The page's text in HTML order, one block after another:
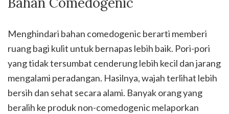
Menghindari bahan comedogenic berarti memberi
ruang bagi kulit untuk bernapas lebih baik. Pori-pori
yang tidak tersumbat cenderung lebih kecil dan jarang
mengalami peradangan. Hasilnya, wajah terlihat lebih
bersih dan sehat secara alami. Banyak orang yang
beralih ke produk non-comedogenic melaporkan